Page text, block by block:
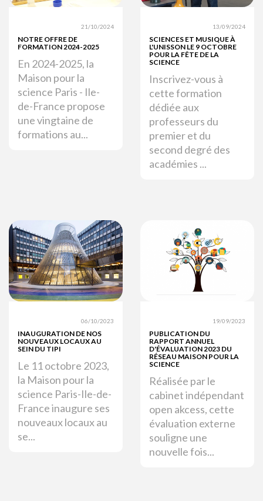
21/10/2024
NOTRE OFFRE DE
FORMATION 2024-2025
En 2024-2025, la
Maison pour la
science Paris - Ile-
de-France propose
une vingtaine de
formations au...
13/09/2024
SCIENCES ET MUSIQUE À
L'UNISSON LE 9 OCTOBRE
POUR LA FÊTE DE LA
SCIENCE
Inscrivez-vous à
cette formation
dédiée aux
professeurs du
premier et du
second degré des
académies ...
06/10/2023
INAUGURATION DE NOS
NOUVEAUX LOCAUX AU
SEIN DU TIPI
Le 11 octobre 2023,
la Maison pour la
science Paris-Ile-de-
France inaugure ses
nouveaux locaux au
se...
19/09/2023
PUBLICATION DU
RAPPORT ANNUEL
D'ÉVALUATION 2023 DU
RÉSEAU MAISON POUR LA
SCIENCE
Réalisée par le
cabinet indépendant
open akcess, cette
évaluation externe
souligne une
nouvelle fois...